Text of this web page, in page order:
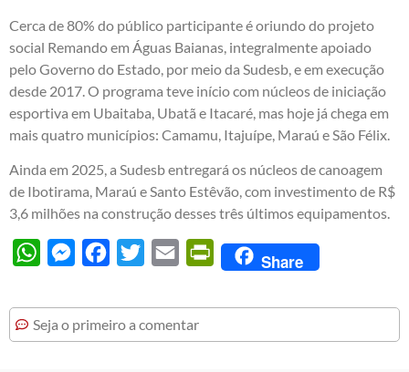
Cerca de 80% do público participante é oriundo do projeto
social Remando em Águas Baianas, integralmente apoiado
pelo Governo do Estado, por meio da Sudesb, e em execução
desde 2017. O programa teve início com núcleos de iniciação
esportiva em Ubaitaba, Ubatã e Itacaré, mas hoje já chega em
mais quatro municípios: Camamu, Itajuípe, Maraú e São Félix.
Ainda em 2025, a Sudesb entregará os núcleos de canoagem
de Ibotirama, Maraú e Santo Estêvão, com investimento de R$
3,6 milhões na construção desses três últimos equipamentos.
WhatsAppMessengerFacebook
Twitter Email PrintFriendly
Share
Seja o primeiro a comentar